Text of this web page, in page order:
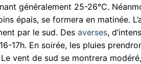
généralement 25-26°C.
épais, se formera en matinée.
par le sud. Des averses,
17h. En soirée, les pluies
Le vent de sud se montrera